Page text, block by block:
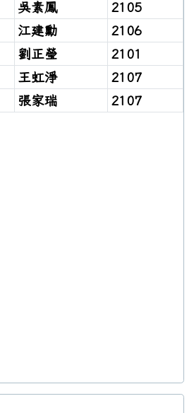
吳素鳳
2105
江建勳
2106
劉正瑩
2101
王虹淨
2107
張家瑞 2107